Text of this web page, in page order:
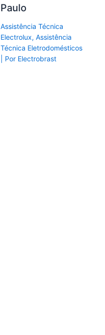
Paulo
Assistência Técnica
Electrolux, Assistência
Técnica Eletrodomésticos
| Por Electrobrast